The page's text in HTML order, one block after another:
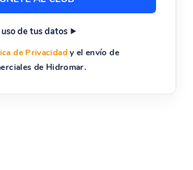
de tus datos
de Privacidady el envío de
de Hidromar.